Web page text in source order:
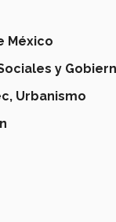
México
y
Urbanismo